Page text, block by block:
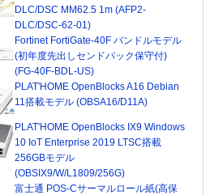
DLC/DSC MM62.5 1m (AFP2-
DLC/DSC-62-01)
Fortinet FortiGate-40F バンドルモデル
(初年度先出しセンドバック保守付)
(FG-40F-BDL-US)
PLAT'HOME OpenBlocks A16 Debian
11搭載モデル (OBSA16/D11A)
PLAT'HOME OpenBlocks IX9 Windows
10 IoT Enterprise 2019 LTSC搭載
256GBモデル
(OBSIX9/W/L1809/256G)
富士通 POS-Cサーマルロール紙(高保